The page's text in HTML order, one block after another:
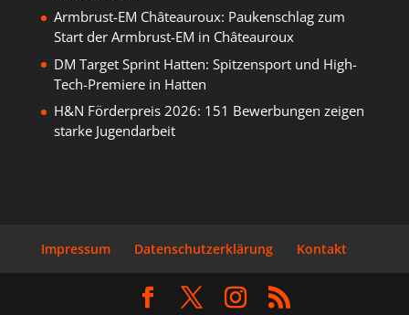
Armbrust-EM Châteauroux: Paukenschlag zum
Start der Armbrust-EM in Châteauroux
DM Target Sprint Hatten: Spitzensport und High-
Tech-Premiere in Hatten
H&N Förderpreis 2026: 151 Bewerbungen zeigen
starke Jugendarbeit
Impressum Datenschutzerklärung Kontakt